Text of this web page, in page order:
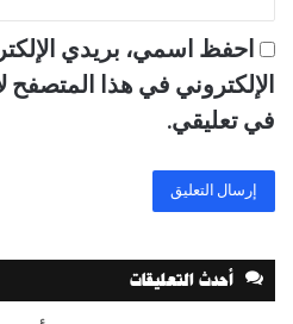
احفظ اسمي، بريدي
الإلكتروني في هذا المتصفح
في تعليقي.
أحدث التعليقات